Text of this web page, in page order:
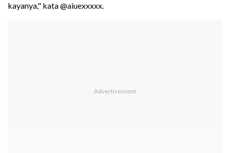
kayanya," kata @aiuexxxxx.